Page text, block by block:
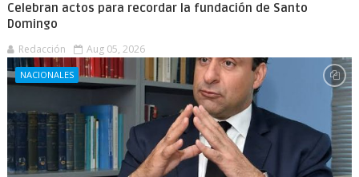
Celebran actos para recordar la fundación de Santo
Domingo
Redacción Aug 05, 2026
NACIONALES